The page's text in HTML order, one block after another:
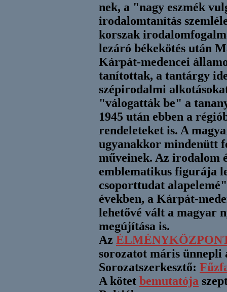
nek, a "nagy eszmék
irodalomtanítás
korszak
lezáró békekötés után
Kárpát-medencei
tanítottak, a tantárgy
szépirodalmi
"válogatták be" a
1945 után ebben a
rendeleteket is. A
ugyanakkor mindenütt
műveinek. Az irodalom
emblematikus figurája
csoporttudat
években, a Kárpát-
lehetővé vált a magyar
megújítása is.
Az
sorozatot máris ünnepli
Sorozatszerkesztő:
A kötet bemutatója